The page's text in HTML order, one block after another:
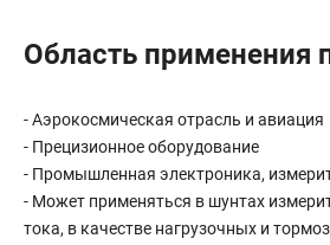
Область применения
- Аэрокосмическая отрасль и авиация
- Прецизионное оборудование
- Промышленная электроника,
- Может применяться в шунтах
тока, в качестве нагрузочных и